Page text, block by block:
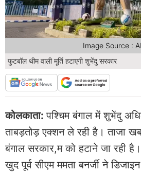
फुटबॉल थीम वाली मूर्ति हटाएगी शुभेंदु सरकार
Image Source :
कोलकाता:पश्चिम बंगाल में शुभेंदु
ताबड़तोड़ एक्शन ले रही है। ताजा
बंगाल सरकार,म को हटाने जा रही
खुद पूर्व सीएम ममता बनर्जी ने